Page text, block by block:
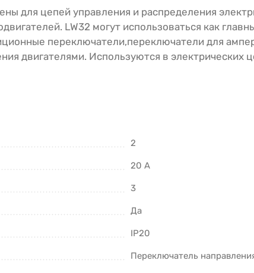
для цепей управления и распределения
LW32 могут использоваться как
переключатели,переключатели для
двигателями. Используются в электрических
2
20 А
3
Да
IP20
Переключатель